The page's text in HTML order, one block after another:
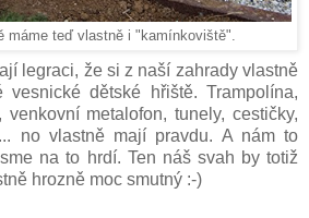
máme teď vlastně i "kamínkoviště".
legraci, že si z naší zahrady vlastně
vesnické dětské hřiště. Trampolína,
venkovní metalofon, tunely, cestičky,
no vlastně mají pravdu. A nám to
na to hrdí. Ten náš svah by totiž
hrozně moc smutný :-)